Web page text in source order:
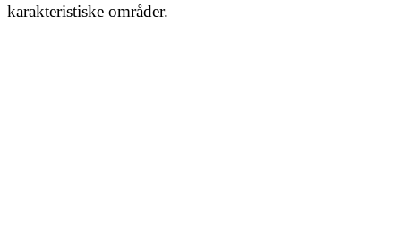
karakteristiske områder.